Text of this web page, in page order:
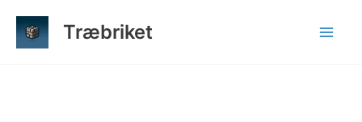
Træbriket